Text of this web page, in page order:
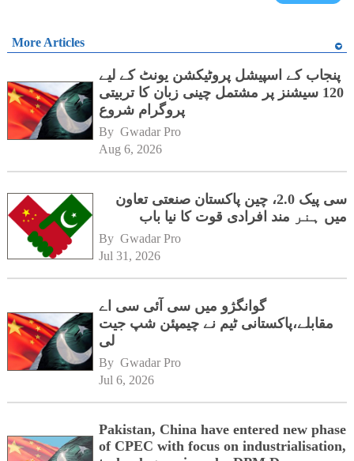
More Articles
پنجاب کے اسپیشل پروٹیکشن یونٹ کے لیے
120 سیشنز پر مشتمل چینی زبان کا تربیتی
پروگرام شروع
By Gwadar Pro
Aug 6, 2026
سی پیک 2.0، چین پاکستان صنعتی تعاون
میں ہنر مند افرادی قوت کا نیا باب
By Gwadar Pro
Jul 31, 2026
گوانگژو میں سی آئی سی اے
مقابلے،پاکستانی ٹیم نے چیمپئن شپ جیت
لی
By Gwadar Pro
Jul 6, 2026
Pakistan, China have entered new phase
of CPEC with focus on industrialisation,